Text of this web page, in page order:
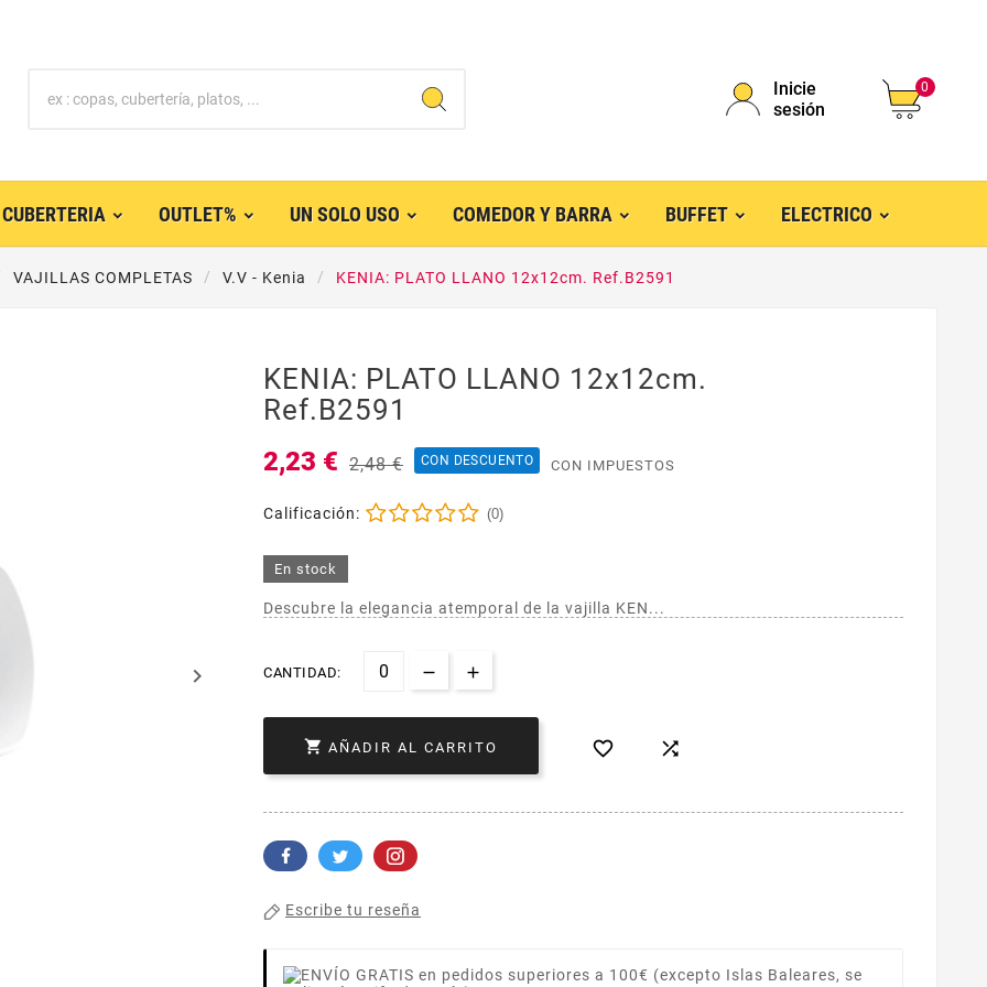
Inicie
sesión
0
CUBERTERIA OUTLET% UN SOLO USO COMEDOR Y BARRA BUFFET ELECTRICO
VAJILLAS COMPLETAS V.V - Kenia KENIA: PLATO LLANO 12x12cm. Ref.B2591
keyboard_arrow_right
KENIA: PLATO LLANO 12x12cm.
Ref.B2591
2,23 € 2,48 € CON DESCUENTO CON IMPUESTOS
Calificación: (0)
En stock
Descubre la elegancia atemporal de la vajilla KEN...
CANTIDAD:
 AÑADIR AL CARRITO  
Escribe tu reseña